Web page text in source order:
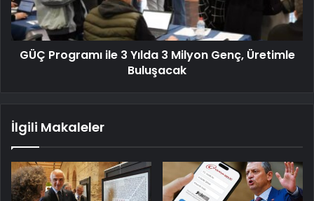
GÜÇ Programı ile 3 Yılda 3 Milyon Genç, Üretimle
Buluşacak
İlgili Makaleler